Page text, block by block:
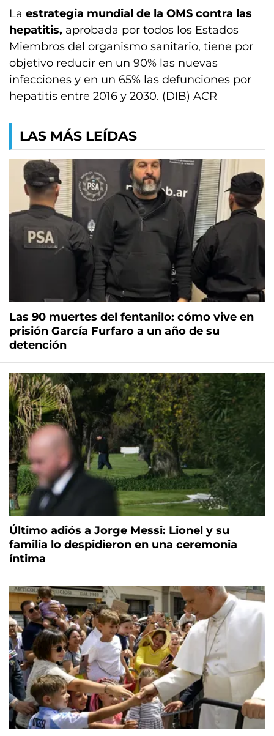
La estrategia mundial de la OMS contra las
hepatitis, aprobada por todos los Estados
Miembros del organismo sanitario, tiene por
objetivo reducir en un 90% las nuevas
infecciones y en un 65% las defunciones por
hepatitis entre 2016 y 2030. (DIB) ACR
LAS MÁS LEÍDAS
Las 90 muertes del fentanilo: cómo vive en
prisión García Furfaro a un año de su
detención
Último adiós a Jorge Messi: Lionel y su
familia lo despidieron en una ceremonia
íntima